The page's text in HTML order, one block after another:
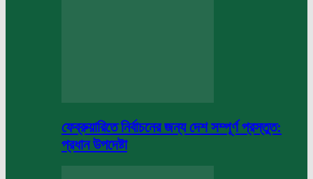
ফেব্রুয়ারিতে নির্বাচনের জন্য দেশ সম্পূর্ণ প্রস্তুত:
প্রধান উপদেষ্টা